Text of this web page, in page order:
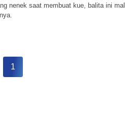
nenek saat membuat kue, balita ini
1